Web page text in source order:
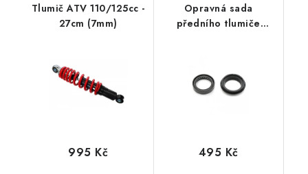
Tlumič ATV 110/125cc -
27cm (7mm)
995 Kč
Opravná sada
předního tlumiče
495 Kč